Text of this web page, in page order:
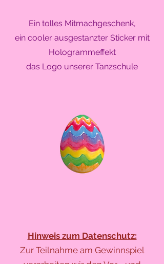
Ein tolles Mitmachgeschenk,
ein cooler ausgestanzter Sticker mit
Hologrammeffekt
das Logo unserer Tanzschule
Hinweis zum Datenschutz:
Zur Teilnahme am Gewinnspiel